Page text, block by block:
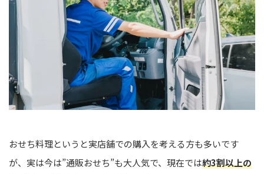
おせち料理というと実店舗での購入を考える方も多いです
が、実は今は”通販おせち”も大人気で、現在では約3割以上の